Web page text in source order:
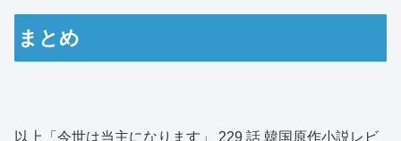
まとめ
以上「今世は当主になります」 229 話 韓国原作小説レビ